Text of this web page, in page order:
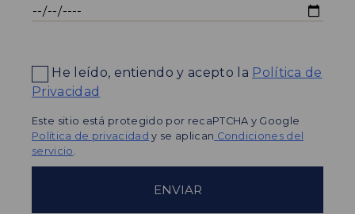
He leído, entiendo y acepto la Política de
Privacidad
Este sitio está protegido por recaPTCHA y Google
Política de privacidad y se aplican Condiciones del
servicio .